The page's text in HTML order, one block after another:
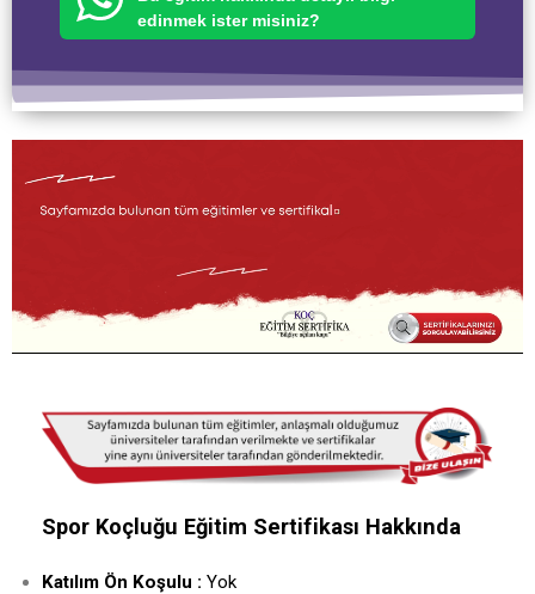
edinmek ister misiniz?
Spor Koçluğu Eğitim Sertifikası Hakkında
Katılım Ön Koşulu : Yok